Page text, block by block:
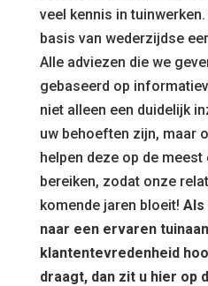
veel kennis in
basis van wederzijdse
Alle adviezen die we
gebaseerd op
niet alleen een duidelijk
uw behoeften zijn, maar
helpen deze op de
bereiken, zodat onze
komende jaren bloeit! Als
naar een ervaren
klantentevredenheid
draagt, dan zit u hier op